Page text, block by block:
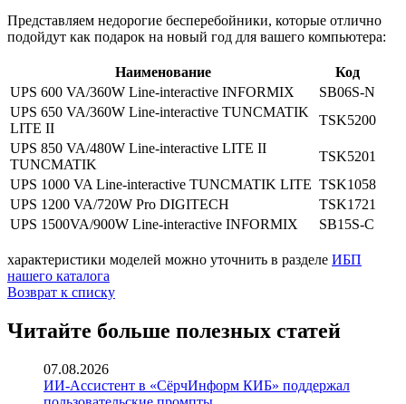
Представляем недорогие бесперебойники, которые отлично
подойдут как подарок на новый год для вашего компьютера:
Наименование
Код
UPS 600 VA/360W Line-interactive INFORMIX
SB06S-N
UPS 650 VA/360W Line-interactive TUNCMATIK
LITE II
TSK5200
UPS 850 VA/480W Line-interactive LITE II
TUNCMATIK
TSK5201
UPS 1000 VA Line-interactive TUNCMATIK LITE TSK1058
UPS 1200 VA/720W Pro DIGITECH
TSK1721
UPS 1500VA/900W Line-interactive INFORMIX
SB15S-C
характеристики моделей можно уточнить в разделе ИБП
нашего каталога
Возврат к списку
Читайте больше полезных статей
07.08.2026
ИИ-Ассистент в «СёрчИнформ КИБ» поддержал